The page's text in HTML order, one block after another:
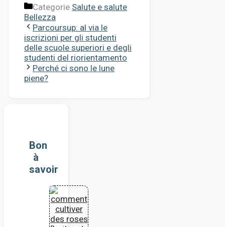
Categorie Salute e salute
Bellezza
Parcoursup: al via le
iscrizioni per gli studenti
delle scuole superiori e degli
studenti del riorientamento
Perché ci sono le lune
piene?
Bon
à
savoir